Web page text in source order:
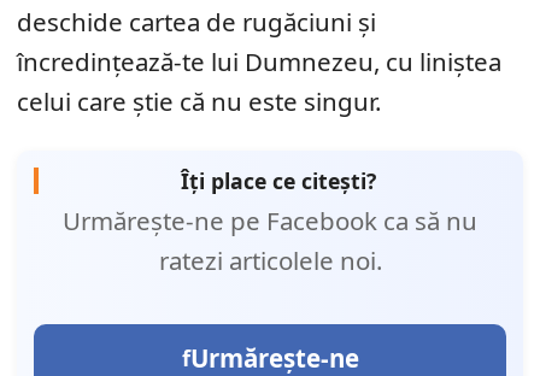
deschide cartea de rugăciuni și
încredințează-te lui Dumnezeu, cu liniștea
celui care știe că nu este singur.
Îți place ce citești?
Urmărește-ne pe Facebook ca să nu
ratezi articolele noi.
Urmărește-ne